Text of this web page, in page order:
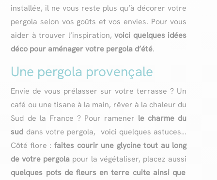
installée, il ne vous reste plus qu’à décorer votre
pergola selon vos goûts et vos envies. Pour vous
aider à trouver l’inspiration,voici quelques idées
déco pour aménager votre pergola d’été.
Une pergola provençale
Envie de vous prélasser sur votre terrasse ? Un
café ou une tisane à la main, rêver à la chaleur du
Sud de la France ? Pour ramener le charme du
sud dans votre pergola, voici quelques astuces…
Côté flore :faites courir une glycine tout au long
de votre pergola pour la végétaliser, placez aussi
quelques pots de fleurs en terre cuite ainsi que